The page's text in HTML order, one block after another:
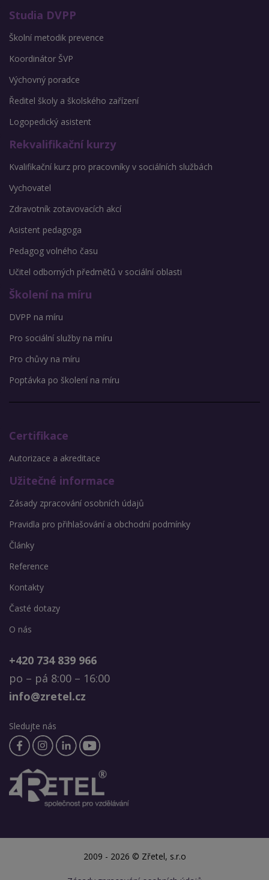
Studia DVPP
Školní metodik prevence
Koordinátor ŠVP
Výchovný poradce
Ředitel školy a školského zařízení
Logopedický asistent
Rekvalifikační kurzy
Kvalifikační kurz pro pracovníky v sociálních službách
Vychovatel
Zdravotník zotavovacích akcí
Asistent pedagoga
Pedagog volného času
Učitel odborných předmětů v sociální oblasti
Školení na míru
DVPP na míru
Pro sociální služby na míru
Pro chůvy na míru
Poptávka po školení na míru
Certifikace
Autorizace a akreditace
Užitečné informace
Zásady zpracování osobních údajů
Pravidla pro přihlašování a obchodní podmínky
Články
Reference
Kontakty
Časté dotazy
O nás
+420 734 839 966
po – pá 8:00 – 16:00
info@zretel.cz
Sledujte nás
2009 - 2026 © Zřetel, s.r.o